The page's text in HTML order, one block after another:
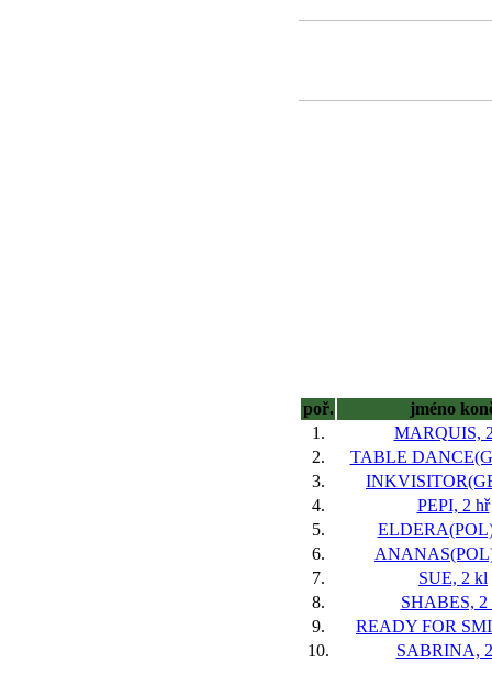
poř.
jméno
1.
MARQUIS,
2.
TABLE
3.
4.
PEPI, 2 hř
5.
6.
7.
SUE, 2 kl
8.
SHABES, 2
9.
READY FOR
10.
SABRINA,